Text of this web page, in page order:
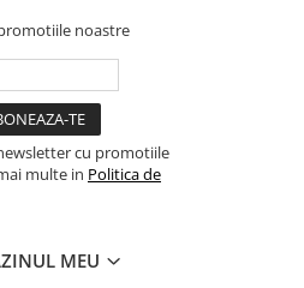
noastre
cu promotiile
multe in Politica de
MEU